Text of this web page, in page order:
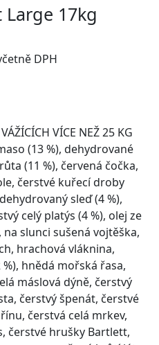
Large 17kg
DPH
VÍCE NEŽ 25 KG
(13 %), dehydrované
(11 %), červená čočka,
čerstvé kuřecí droby
sleď (4 %),
celý platýs (4 %), olej ze
na slunci sušená vojtěška,
hrachová vláknina,
hnědá mořská řasa,
máslová dýně, čerstvý
čerstvý špenát, čerstvé
čerstvá celá mrkev,
čerstvé hrušky Bartlett,